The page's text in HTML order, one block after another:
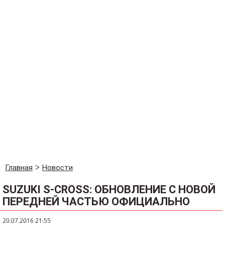
Главная Новости
SUZUKI S-CROSS: ОБНОВЛЕНИЕ С НОВОЙ
ПЕРЕДНЕЙ ЧАСТЬЮ ОФИЦИАЛЬНО
20.07.2016 21:55